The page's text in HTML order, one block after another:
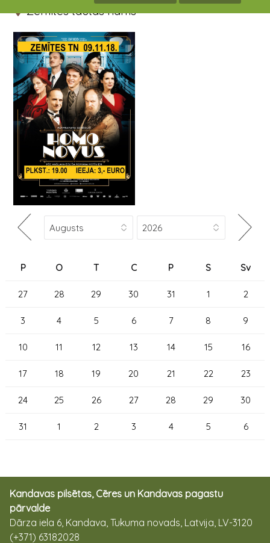
Zemītes tautas nams
P O T C P S Sv
27 28 29 30 31 1 2
3 4 5 6 7 8 9
10 11 12 13 14 15 16
17 18 19 20 21 22 23
24 25 26 27 28 29 30
31 1 2 3 4 5 6
Kandavas pilsētas, Cēres un Kandavas pagastu
pārvalde
Dārza iela 6, Kandava, Tukuma novads, Latvija, LV-3120
(+371) 63182028